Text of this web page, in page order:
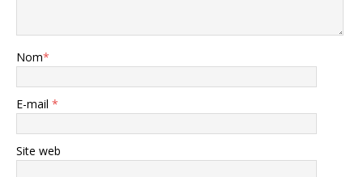
Nom*
E-mail *
Site web